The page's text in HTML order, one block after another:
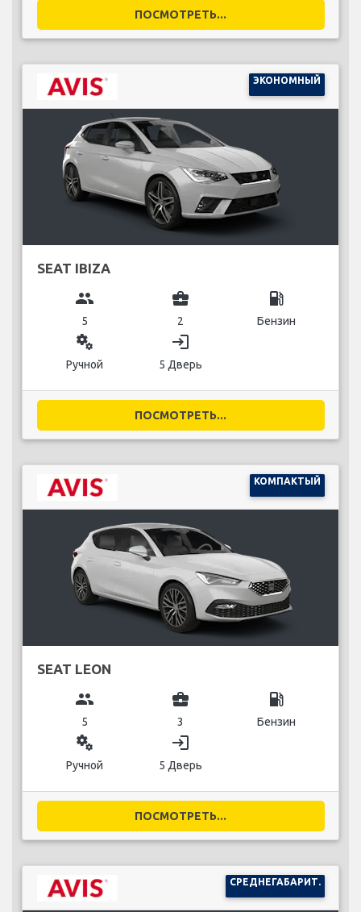
ПОСМОТРЕТЬ...
ЭКОНОМНЫЙ
SEAT IBIZA
group
5
business_center
2
local_gas_station
Бензин
miscellaneous_services
Ручной
login
5 Дверь
ПОСМОТРЕТЬ...
КОМПАКТЫЙ
SEAT LEON
group
5
business_center
3
local_gas_station
Бензин
miscellaneous_services
Ручной
login
5 Дверь
ПОСМОТРЕТЬ...
СРЕДНЕГАБАРИТ.